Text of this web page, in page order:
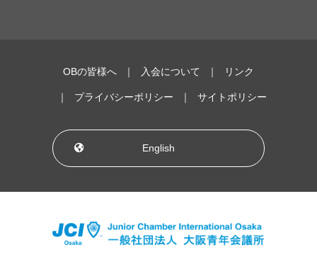
OBの皆様へ 入会について リンク
プライバシーポリシー サイトポリシー
English